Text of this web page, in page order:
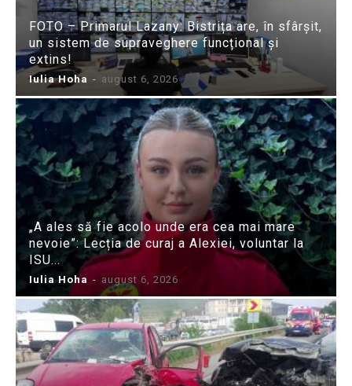
FOTO – Primarul Lazany: Bistrița are, în sfârșit,
un sistem de supraveghere funcțional și
extins!
Iulia Hoha - august 6, 2026
„A ales să fie acolo unde era cea mai mare
nevoie”: Lecția de curaj a Alexiei, voluntar la
ISU...
Iulia Hoha - august 6, 2026